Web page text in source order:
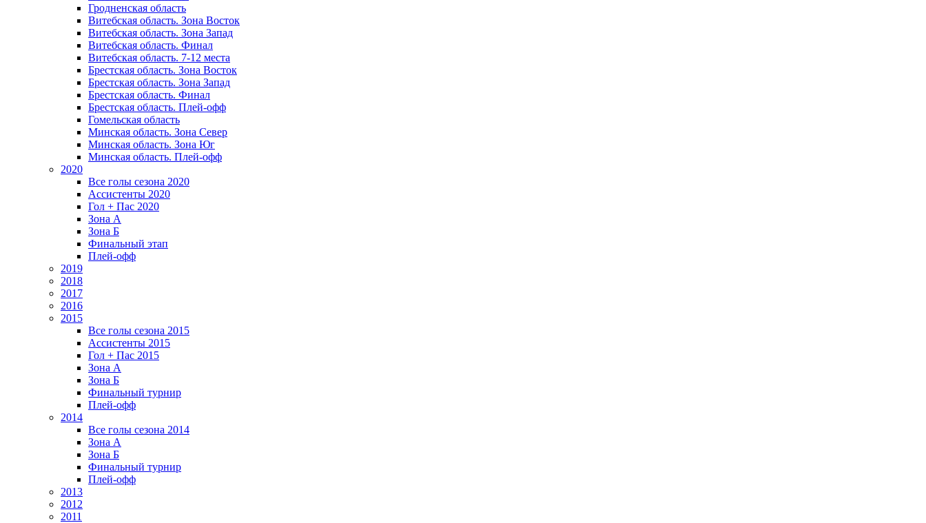
Гродненская область
Витебская область. Зона Восток
Витебская область. Зона Запад
Витебская область. Финал
Витебская область. 7-12 места
Брестская область. Зона Восток
Брестская область. Зона Запад
Брестская область. Финал
Брестская область. Плей-офф
Гомельская область
Минская область. Зона Север
Минская область. Зона Юг
Минская область. Плей-офф
2020
Все голы сезона 2020
Ассистенты 2020
Гол + Пас 2020
Зона А
Зона Б
Финальный этап
Плей-офф
2019
2018
2017
2016
2015
Все голы сезона 2015
Ассистенты 2015
Гол + Пас 2015
Зона А
Зона Б
Финальный турнир
Плей-офф
2014
Все голы сезона 2014
Зона А
Зона Б
Финальный турнир
Плей-офф
2013
2012
2011